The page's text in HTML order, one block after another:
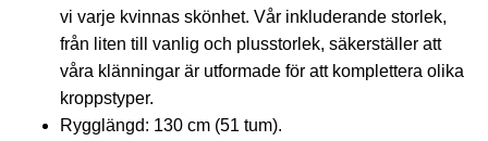
vi varje kvinnas skönhet. Vår inkluderande storlek,
från liten till vanlig och plusstorlek, säkerställer att
våra klänningar är utformade för att komplettera olika
kroppstyper.
Rygglängd: 130 cm (51 tum).